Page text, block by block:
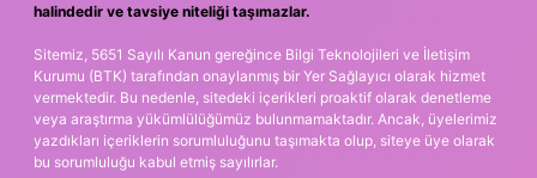
halindedir ve tavsiye niteliği taşımazlar.
Sitemiz, 5651 Sayılı Kanun gereğince Bilgi Teknolojileri ve İletişim
Kurumu (BTK) tarafından onaylanmış bir Yer Sağlayıcı olarak hizmet
vermektedir. Bu nedenle, sitedeki içerikleri proaktif olarak denetleme
veya araştırma yükümlülüğümüz bulunmamaktadır. Ancak, üyelerimiz
yazdıkları içeriklerin sorumluluğunu taşımakta olup, siteye üye olarak
bu sorumluluğu kabul etmiş sayılırlar.